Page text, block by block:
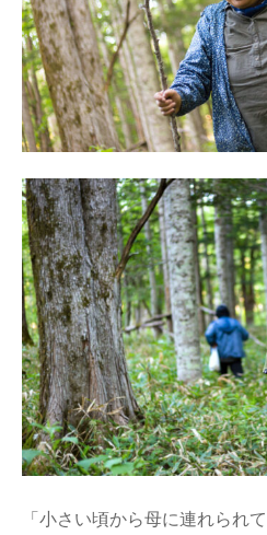
「小さい頃から母に連れられ